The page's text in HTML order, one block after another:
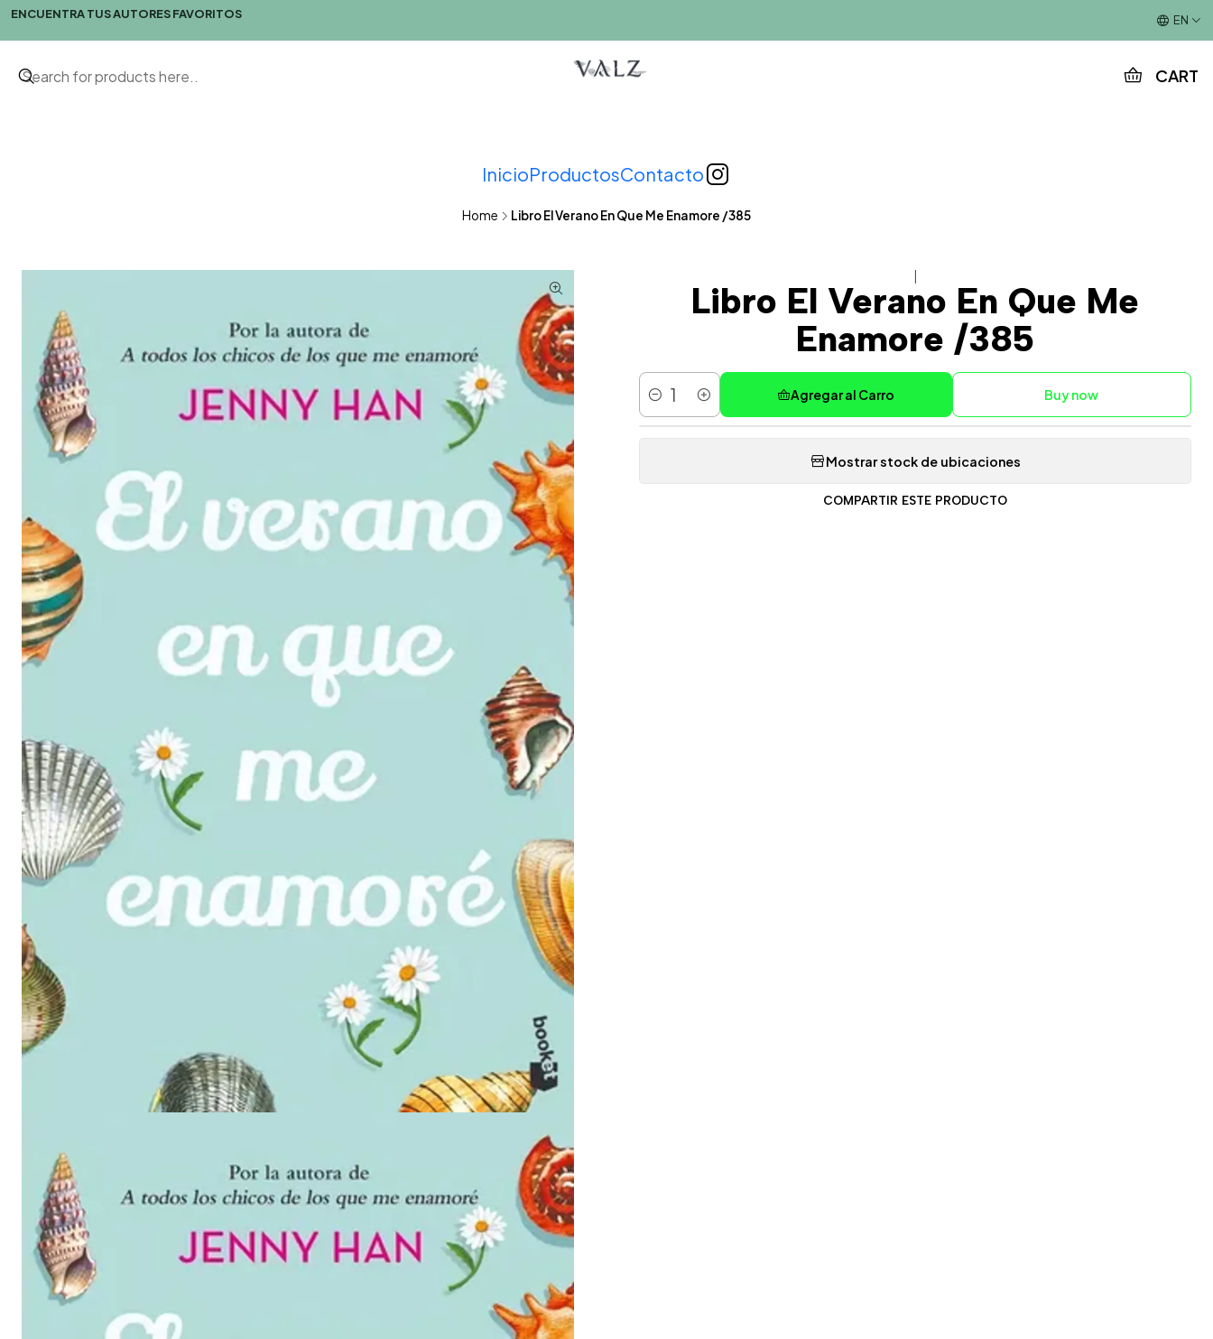
CART
InicioProductosContacto
ENCUENTRA TUS AUTORES FAVORITOS EN
Home Libro El Verano En Que Me Enamore /385
Libro El Verano En Que Me
Enamore /385
Cantidad
Agregar al Carro Buy now
Mostrar stock de ubicaciones
COMPARTIR ESTE PRODUCTO